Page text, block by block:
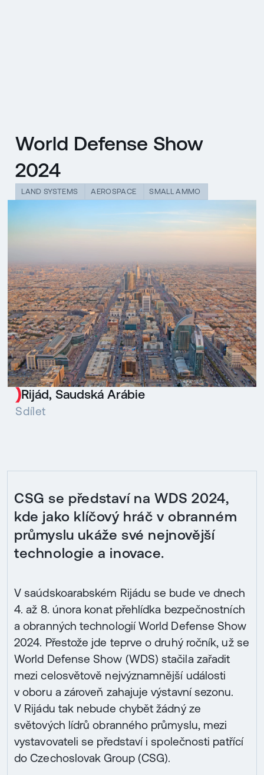
World Defense Show
2024
LAND SYSTEMS AEROSPACE SMALL AMMO
Rijád, Saudská Arábie
Sdílet
CSG se představí na WDS 2024,
kde jako klíčový hráč v obranném
průmyslu ukáže své nejnovější
technologie a inovace.
V saúdskoarabském Rijádu se bude ve dnech
4. až 8. února konat přehlídka bezpečnostních
a obranných technologií World Defense Show
2024. Přestože jde teprve o druhý ročník, už se
World Defense Show (WDS) stačila zařadit
mezi celosvětově nejvýznamnější události
v oboru a zároveň zahajuje výstavní sezonu.
V Rijádu tak nebude chybět žádný ze
světových lídrů obranného průmyslu, mezi
vystavovateli se představí i společnosti patřící
do Czechoslovak Group (CSG).